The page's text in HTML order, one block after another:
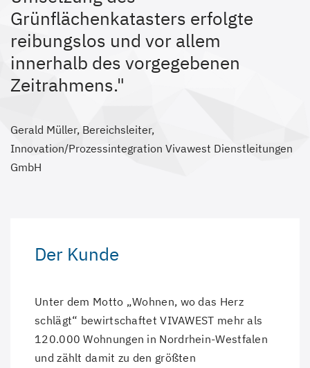
Grünflächenkatasters erfolgte
reibungslos und vor allem
innerhalb des vorgegebenen
Zeitrahmens."
Gerald Müller, Bereichsleiter,
Innovation/Prozessintegration Vivawest Dienstleitungen
GmbH
Der Kunde
Unter dem Motto „Wohnen, wo das Herz
schlägt“ bewirtschaftet VIVAWEST mehr als
120.000 Wohnungen in Nordrhein-Westfalen
und zählt damit zu den größten